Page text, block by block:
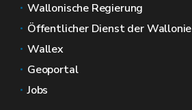
Wallonische Regierung
Öffentlicher Dienst der Wallonie
Wallex
Geoportal
Jobs